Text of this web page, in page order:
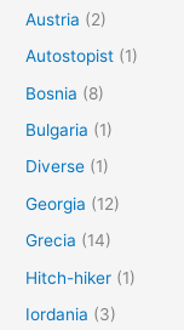
Austria (2)
Autostopist (1)
Bosnia (8)
Bulgaria (1)
Diverse (1)
Georgia (12)
Grecia (14)
Hitch-hiker (1)
Iordania (3)